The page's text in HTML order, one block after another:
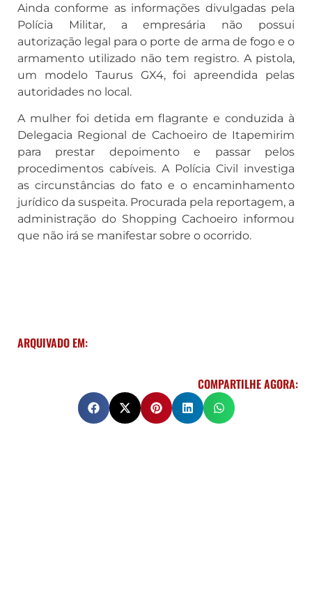
Ainda conforme as informações divulgadas pela
Polícia Militar, a empresária não possui
autorização legal para o porte de arma de fogo e o
armamento utilizado não tem registro. A pistola,
um modelo Taurus GX4, foi apreendida pelas
autoridades no local.
A mulher foi detida em flagrante e conduzida à
Delegacia Regional de Cachoeiro de Itapemirim
para prestar depoimento e passar pelos
procedimentos cabíveis. A Polícia Civil investiga
as circunstâncias do fato e o encaminhamento
jurídico da suspeita. Procurada pela reportagem, a
administração do Shopping Cachoeiro informou
que não irá se manifestar sobre o ocorrido.
ARQUIVADO EM:
COMPARTILHE AGORA: